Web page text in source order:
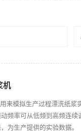
机
来模拟生产过程漂洗纸
频率可从低频到高频连
为生产提供的实验数据。